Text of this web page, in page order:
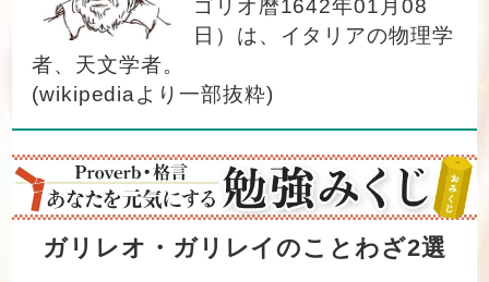
ゴリオ暦1642年01月08
日）は、イタリアの物理学
者、天文学者。
(wikipediaより一部抜粋)
ガリレオ・ガリレイのことわざ2選